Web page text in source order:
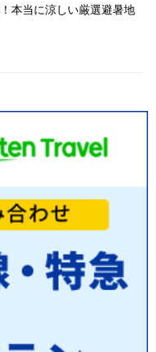
本当に涼しい厳選避暑地